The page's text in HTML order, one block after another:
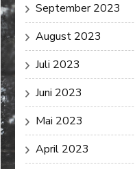
September 2023
August 2023
Juli 2023
Juni 2023
Mai 2023
April 2023